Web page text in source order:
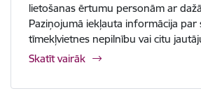
lietošanas ērtumu personām ar
Paziņojumā iekļauta informācija par
tīmekļvietnes nepilnību vai citu
Skatīt vairāk